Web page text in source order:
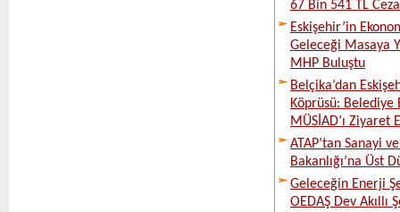
67 Bin 541 TL
Eskişehir’in
Geleceği Masaya
MHP Buluştu
Belçika’dan
Köprüsü: Belediye
MÜSİAD’ı Ziyaret
ATAP’tan Sanayi
Bakanlığı’na Üst
Geleceğin Enerji
OEDAŞ Dev Akıllı